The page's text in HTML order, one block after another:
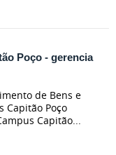
Poço - gerencia
de Bens e
Capitão Poço
Capitão...